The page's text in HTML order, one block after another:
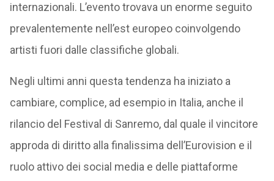
internazionali. L’evento trovava un enorme seguito
prevalentemente nell’est europeo coinvolgendo
artisti fuori dalle classifiche globali.
Negli ultimi anni questa tendenza ha iniziato a
cambiare, complice, ad esempio in Italia, anche il
rilancio del Festival di Sanremo, dal quale il vincitore
approda di diritto alla finalissima dell’Eurovision e il
ruolo attivo dei social media e delle piattaforme